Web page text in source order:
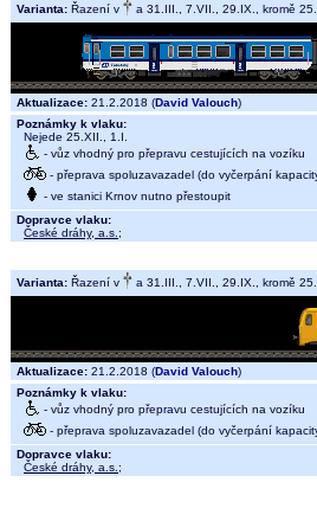
Varianta: Řazení v a 31.III., 7.VII., 29.IX., kromě
Aktualizace: 21.2.2018 (David Valouch)
Poznámky k vlaku:
Nejede 25.XII., 1.I.
- vůz vhodný pro přepravu cestujících na vozíku
- přeprava spoluzavazadel (do vyčerpání
- ve stanici Krnov nutno přestoupit
Dopravce vlaku:
České dráhy, a.s. ;
Varianta: Řazení v a 31.III., 7.VII., 29.IX., kromě
Aktualizace: 21.2.2018 (David Valouch)
Poznámky k vlaku:
- vůz vhodný pro přepravu cestujících na vozíku
- přeprava spoluzavazadel (do vyčerpání
Dopravce vlaku:
České dráhy, a.s. ;